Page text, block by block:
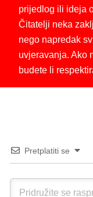
prijedlog ili ideja
Čitatelji neka
nego napredak
uvjeravanja. Ako
budete li
Pretplatiti se